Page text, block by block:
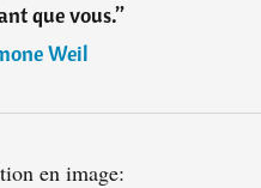
que vous.”
Weil
en image: